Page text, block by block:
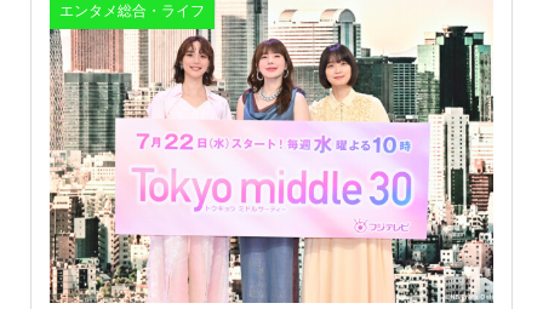
エンタメ総合・ライフ